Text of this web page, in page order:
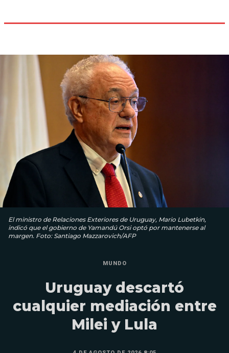
El ministro de Relaciones Exteriores de Uruguay, Mario Lubetkin,
indicó que el gobierno de Yamandú Orsi optó por mantenerse al
margen. Foto: Santiago Mazzarovich/AFP
MUNDO
Uruguay descartó
cualquier mediación entre
Milei y Lula